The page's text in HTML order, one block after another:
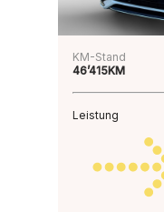
KM-Stand
46’415KM
Leistung